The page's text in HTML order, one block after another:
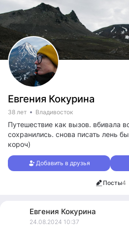
Евгения Кокурина
38 лет Владивосток
Путешествие как вызов. вбивала
сохранились. снова писать лень
короч)
Добавить в друзья
Посты4
Евгения Кокурина
24.08.2024 10:37